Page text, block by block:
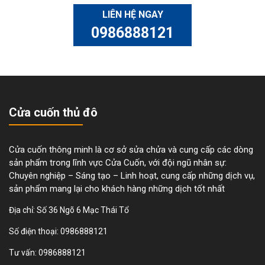
LIÊN HỆ NGAY
0986888121
Cửa cuốn thủ đô
Cửa cuốn thông minh là cơ sở sửa chửa và cung cấp các dòng
sản phẩm trong lĩnh vực Cửa Cuốn, với đội ngũ nhân sự:
Chuyên nghiệp – Sáng tạo – Linh hoạt, cung cấp những dịch vụ,
sản phẩm mang lại cho khách hàng những dịch tốt nhất
Địa chỉ: Số 36 Ngõ 6 Mạc Thái Tổ
Số điện thoại: 0986888121
Tư vấn: 0986888121